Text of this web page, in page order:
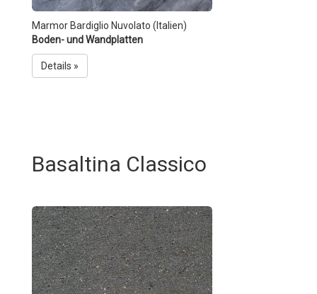
Marmor Bardiglio Nuvolato (Italien)
Boden- und Wandplatten
Details »
Basaltina Classico